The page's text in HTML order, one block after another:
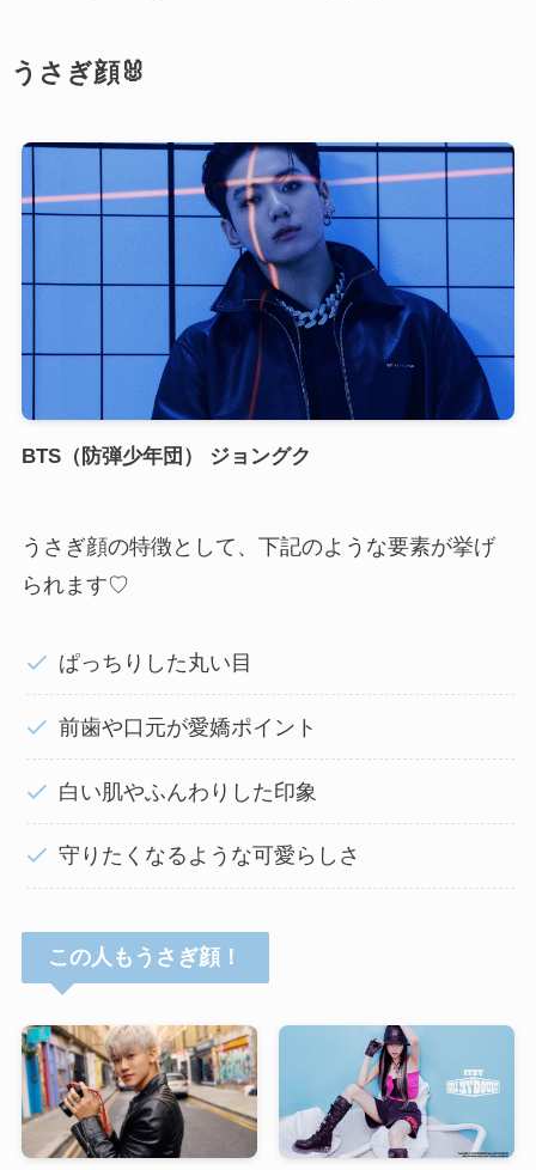
うさぎ顔🐰
BTS（防弾少年団） ジョングク
うさぎ顔の特徴として、下記のような要素が挙げ
られます♡
ぱっちりした丸い目
前歯や口元が愛嬌ポイント
白い肌やふんわりした印象
守りたくなるような可愛らしさ
この人もうさぎ顔！